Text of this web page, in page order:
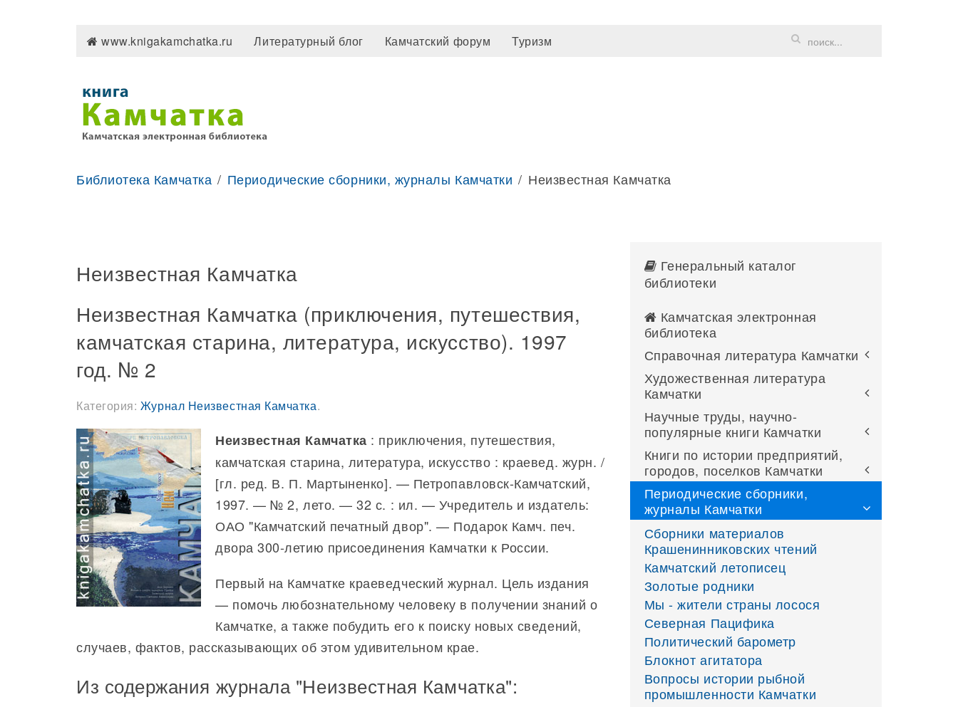
www.knigakamchatka.ru Литературный блог Камчатский форум Туризм
Библиотека Камчатка Периодические сборники, журналы Камчатки Неизвестная Камчатка
Неизвестная Камчатка
Неизвестная Камчатка (приключения, путешествия,
камчатская старина, литература, искусство). 1997
год. № 2
Категория: Журнал Неизвестная Камчатка.
Неизвестная Камчатка : приключения, путешествия,
камчатская старина, литература, искусство : краевед. журн. /
[гл. ред. В. П. Мартыненко]. — Петропавловск-Камчатский,
1997. — № 2, лето. — 32 с. : ил. — Учредитель и издатель:
ОАО "Камчатский печатный двор". — Подарок Камч. печ.
двора 300-летию присоединения Камчатки к России.
Первый на Камчатке краеведческий журнал. Цель издания
— помочь любознательному человеку в получении знаний о
Камчатке, а также побудить его к поиску новых сведений,
случаев, фактов, рассказывающих об этом удивительном крае.
Из содержания журнала "Неизвестная Камчатка":
Генеральный каталог
библиотеки
Камчатская электронная
библиотека
Справочная литература Камчатки
Художественная литература
Камчатки
Научные труды, научно-
популярные книги Камчатки
Книги по истории предприятий,
городов, поселков Камчатки
Периодические сборники,
журналы Камчатки
Сборники материалов
Крашенинниковских чтений
Камчатский летописец
Золотые родники
Мы - жители страны лосося
Северная Пацифика
Политический барометр
Блокнот агитатора
Вопросы истории рыбной
промышленности Камчатки